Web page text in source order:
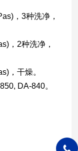
，3种洗净，
，2种洗净，
，干燥。
DA-840。